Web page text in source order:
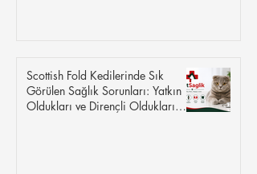
Scottish Fold Kedilerinde Sık
Görülen Sağlık Sorunları: Yatkın
Oldukları ve Dirençli Oldukları